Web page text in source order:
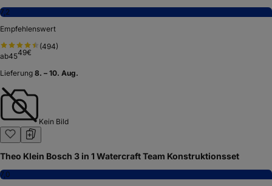
7,2
Empfehlenswert
(494)
ab4549€
Lieferung 8. – 10. Aug.
Kein Bild
Theo Klein Bosch 3 in 1 Watercraft Team Konstruktionsset
7,0